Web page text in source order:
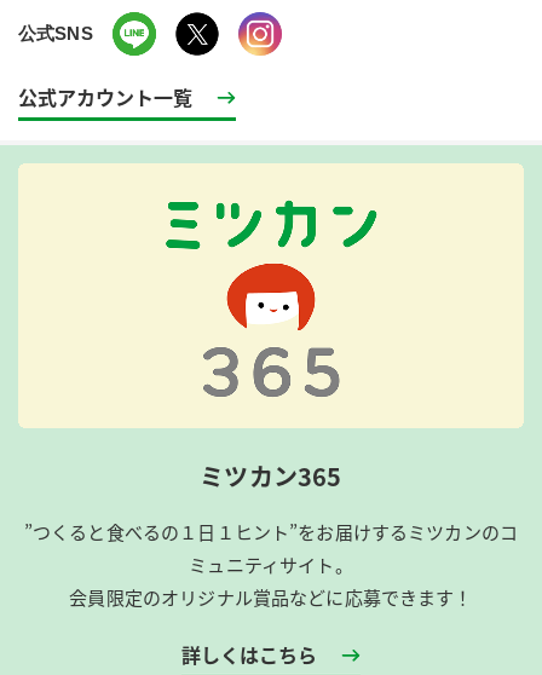
公式SNS
公式アカウント一覧
ミツカン365
”つくると食べるの１日１ヒント”をお届けするミツカンのコ
ミュニティサイト。
会員限定のオリジナル賞品などに応募できます！
詳しくはこちら